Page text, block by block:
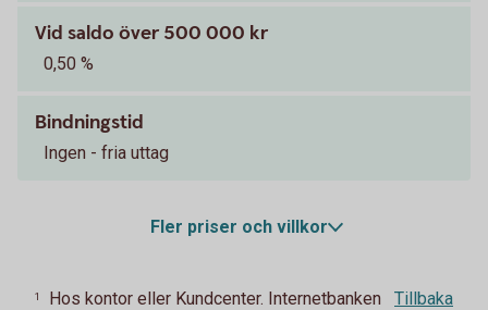
Vid saldo över 500 000 kr
0,50 %
Bindningstid
Ingen - fria uttag
Fler priser och villkor
1
Hos kontor eller Kundcenter. Internetbanken
Tillbaka